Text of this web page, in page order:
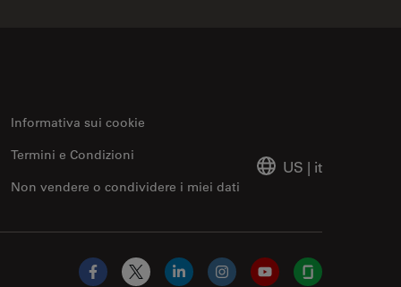
Informativa sui cookie
Non vendere o condividere i miei dati
Termini e Condizioni
US | it
Facebook
X LinkedInInstagramYouTubeGlassdoor